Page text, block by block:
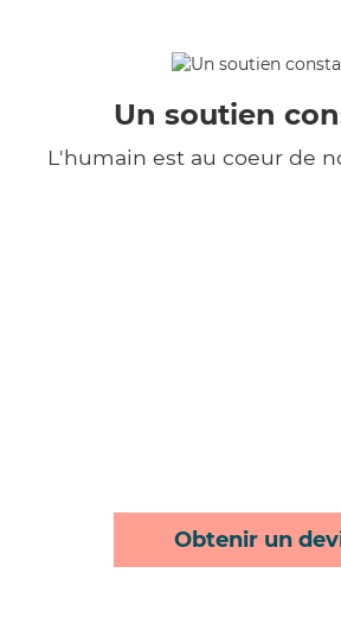
Un soutien
L'humain est au coeur de
Obtenir un